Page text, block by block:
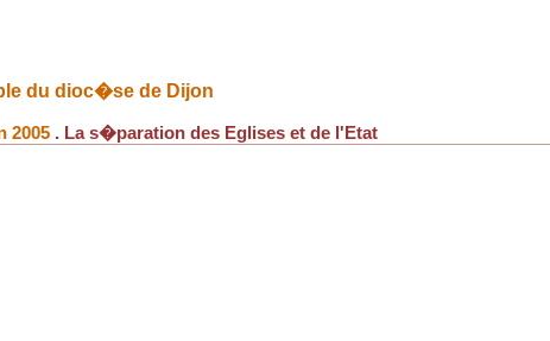
du dioc�se de Dijon
2005 . La s�paration des Eglises et de l'Etat